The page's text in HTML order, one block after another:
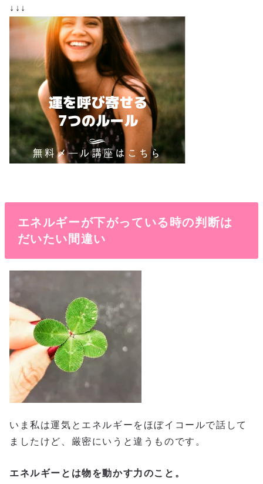
↓↓↓
エネルギーが下がっている時の判断は
だいたい間違い
いま私は運気とエネルギーをほぼイコールで話して
ましたけど、厳密にいうと違うものです。
エネルギーとは物を動かす力のこと。